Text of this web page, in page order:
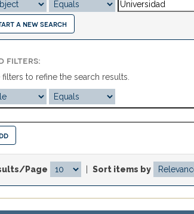
a new search
filters:
filters to refine the search results.
Page Sort items by